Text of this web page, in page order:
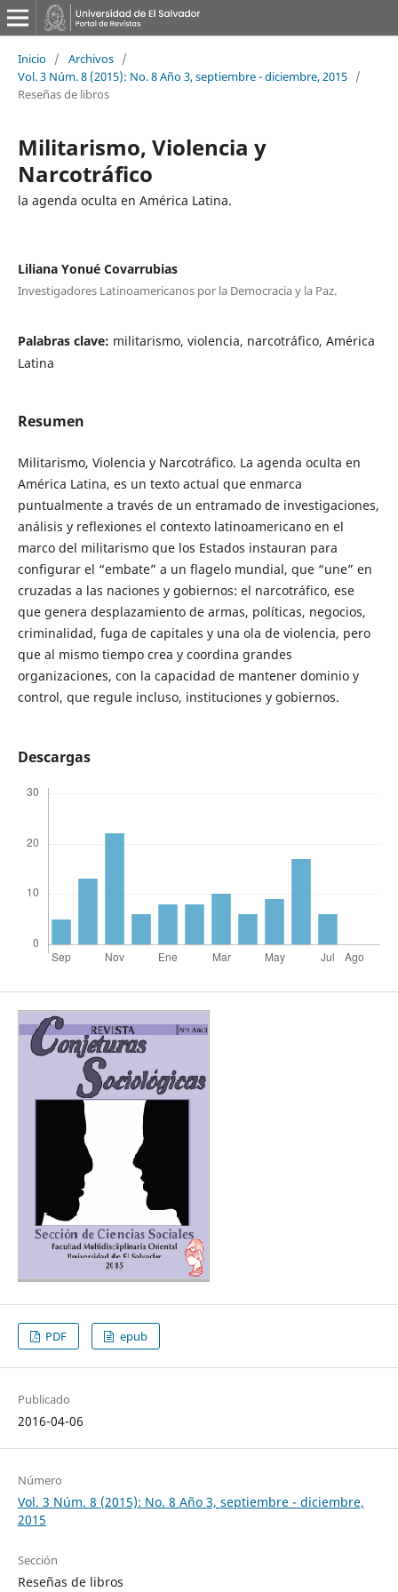
Inicio / Archivos /
Vol. 3 Núm. 8 (2015): No. 8 Año 3, septiembre - diciembre, 2015 /
Reseñas de libros
Militarismo, Violencia y
Narcotráfico
la agenda oculta en América Latina.
Liliana Yonué Covarrubias
Investigadores Latinoamericanos por la Democracia y la Paz.
Palabras clave: militarismo, violencia, narcotráfico, América
Latina
Resumen
Militarismo, Violencia y Narcotráfico. La agenda oculta en
América Latina, es un texto actual que enmarca
puntualmente a través de un entramado de investigaciones,
análisis y reflexiones el contexto latinoamericano en el
marco del militarismo que los Estados instauran para
configurar el “embate” a un flagelo mundial, que “une” en
cruzadas a las naciones y gobiernos: el narcotráfico, ese
que genera desplazamiento de armas, políticas, negocios,
criminalidad, fuga de capitales y una ola de violencia, pero
que al mismo tiempo crea y coordina grandes
organizaciones, con la capacidad de mantener dominio y
control, que regule incluso, instituciones y gobiernos.
Descargas
PDF epub
Publicado
2016-04-06
Número
Vol. 3 Núm. 8 (2015): No. 8 Año 3, septiembre - diciembre,
2015
Sección
Reseñas de libros